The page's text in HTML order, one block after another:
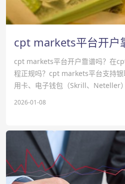
cpt markets平台开户靠谱吗？在
程正规吗？‌‌cpt markets平台支持‌
用卡、电子钱包（Skrill、Neteller
2026-01-08